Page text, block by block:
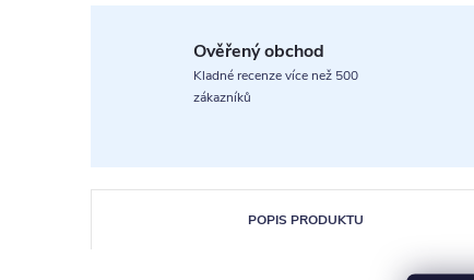
Ověřený obchod
Kladné recenze více než 500
zákazníků
POPIS PRODUKTU